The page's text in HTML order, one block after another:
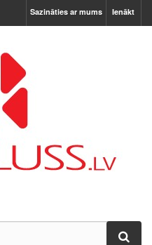
Ienākt
Sazināties ar mums